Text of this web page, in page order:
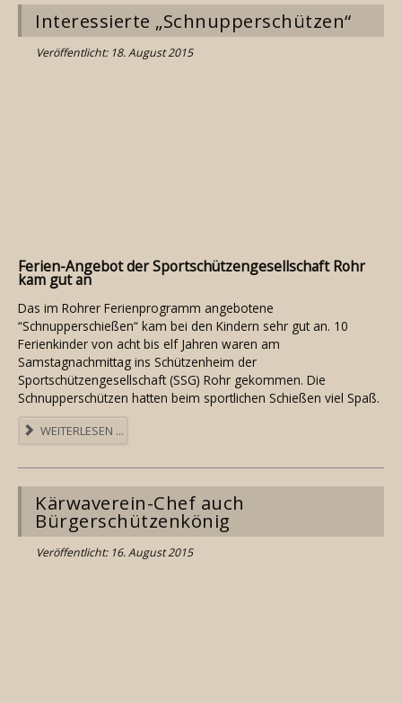
Interessierte „Schnupperschützen“
Veröffentlicht: 18. August 2015
Ferien-Angebot der Sportschützengesellschaft Rohr
kam gut an
Das im Rohrer Ferienprogramm angebotene
“Schnupperschießen“ kam bei den Kindern sehr gut an. 10
Ferienkinder von acht bis elf Jahren waren am
Samstagnachmittag ins Schützenheim der
Sportschützengesellschaft (SSG) Rohr gekommen. Die
Schnupperschützen hatten beim sportlichen Schießen viel Spaß.
WEITERLESEN ...
Kärwaverein-Chef auch
Bürgerschützenkönig
Veröffentlicht: 16. August 2015